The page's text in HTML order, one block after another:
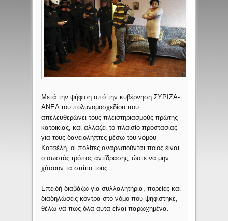
Μετά την ψήφιση από την κυβέρνηση ΣΥΡΙΖΑ-
ΑΝΕΛ του πολυνομοσχεδίου που
απελευθερώνει τους πλειστηριασμούς πρώτης
κατοικίας, και αλλάζει το πλαισίο προστασίας
για τους δανειολήπτες μέσω του νόμου
Κατσέλη, οι πολίτες αναρωτιούνται ποιος είναι
ο σωστός τρόπος αντίδρασης, ώστε να μην
χάσουν τα σπίτια τους.
Επειδή διαβάζω για συλλαλητήρια, πορείες και
διαδηλώσεις κόντρα στο νόμο που ψηφίστηκε,
θέλω να πως όλα αυτά είναι παρωχημένα.